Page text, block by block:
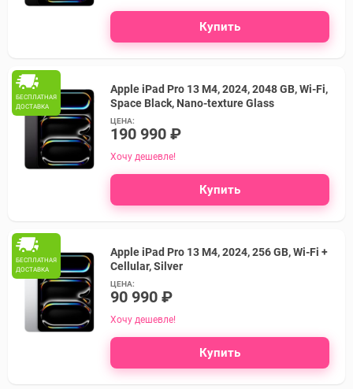
Купить
БЕСПЛАТНАЯ
ДОСТАВКА
Apple iPad Pro 13 M4, 2024, 2048 GB, Wi-Fi,
Space Black, Nano-texture Glass
ЦЕНА:
190 990 ₽
Хочу дешевле!
Купить
БЕСПЛАТНАЯ
ДОСТАВКА
Apple iPad Pro 13 M4, 2024, 256 GB, Wi-Fi +
Cellular, Silver
ЦЕНА:
90 990 ₽
Хочу дешевле!
Купить